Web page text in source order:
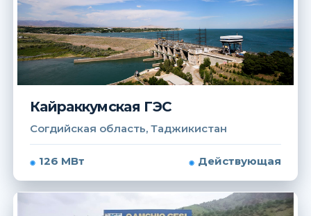
Кайраккумская ГЭС
Согдийская область, Таджикистан
126 МВт Действующая